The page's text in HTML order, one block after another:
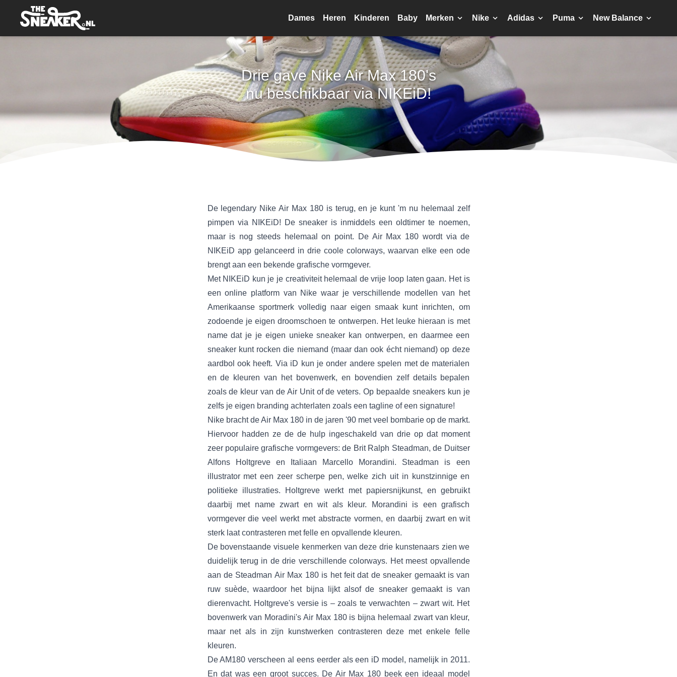
Dames Heren Kinderen Baby Merken Nike Adidas Puma New Balance
Drie gave Nike Air Max 180's
nu beschikbaar via NIKEiD!
De legendary Nike Air Max 180 is terug, en je kunt 'm nu helemaal zelf
pimpen via NIKEiD! De sneaker is inmiddels een oldtimer te noemen,
maar is nog steeds helemaal on point. De Air Max 180 wordt via de
NIKEiD app gelanceerd in drie coole colorways, waarvan elke een ode
brengt aan een bekende grafische vormgever.
Met NIKEiD kun je je creativiteit helemaal de vrije loop laten gaan. Het is
een online platform van Nike waar je verschillende modellen van het
Amerikaanse sportmerk volledig naar eigen smaak kunt inrichten, om
zodoende je eigen droomschoen te ontwerpen. Het leuke hieraan is met
name dat je je eigen unieke sneaker kan ontwerpen, en daarmee een
sneaker kunt rocken die niemand (maar dan ook écht niemand) op deze
aardbol ook heeft. Via iD kun je onder andere spelen met de materialen
en de kleuren van het bovenwerk, en bovendien zelf details bepalen
zoals de kleur van de Air Unit of de veters. Op bepaalde sneakers kun je
zelfs je eigen branding achterlaten zoals een tagline of een signature!
Nike bracht de Air Max 180 in de jaren '90 met veel bombarie op de markt.
Hiervoor hadden ze de de hulp ingeschakeld van drie op dat moment
zeer populaire grafische vormgevers: de Brit Ralph Steadman, de Duitser
Alfons Holtgreve en Italiaan Marcello Morandini. Steadman is een
illustrator met een zeer scherpe pen, welke zich uit in kunstzinnige en
politieke illustraties. Holtgreve werkt met papiersnijkunst, en gebruikt
daarbij met name zwart en wit als kleur. Morandini is een grafisch
vormgever die veel werkt met abstracte vormen, en daarbij zwart en wit
sterk laat contrasteren met felle en opvallende kleuren.
De bovenstaande visuele kenmerken van deze drie kunstenaars zien we
duidelijk terug in de drie verschillende colorways. Het meest opvallende
aan de Steadman Air Max 180 is het feit dat de sneaker gemaakt is van
ruw suède, waardoor het bijna lijkt alsof de sneaker gemaakt is van
dierenvacht. Holtgreve's versie is – zoals te verwachten – zwart wit. Het
bovenwerk van Moradini's Air Max 180 is bijna helemaal zwart van kleur,
maar net als in zijn kunstwerken contrasteren deze met enkele felle
kleuren.
De AM180 verscheen al eens eerder als een iD model, namelijk in 2011.
En dat was een groot succes. De Air Max 180 beek een ideaal model